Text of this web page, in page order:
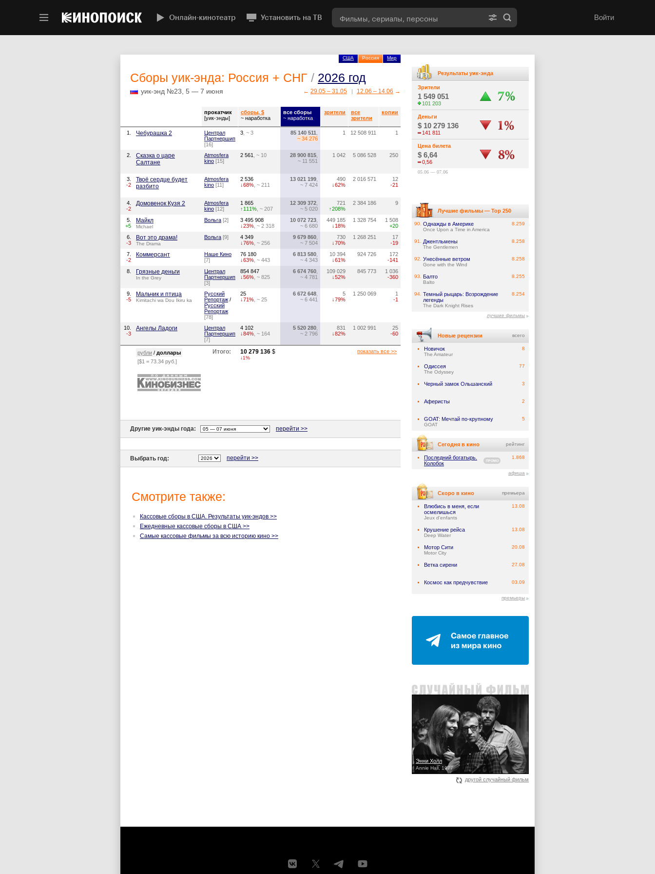
Онлайн-кинотеатр Установить на ТВ Войти
США Россия Мир
Cборы уик-энда: Россия + СНГ / 2026 год
уик-энд №23, 5 — 7 июня ← 29.05 – 31.05 | 12.06 – 14.06 →
прокатчик
[уик-энды]
сборы, $
~ наработка
все сборы
~ наработка
зрители
все
зрители
копии
1. Чебурашка 2
Централ
Партнершип
[16]
3 , ~ 3 85 140 511
~ 34 276
1 12 508 911 1
2.
Сказка о царе
Салтане
Atmosfera
kino [15]
2 561 , ~ 10 28 900 815
~ 11 551
1 042 5 086 528 250
3.
-2
Твоё сердце будет
разбито
Atmosfera
kino [11]
2 536
↓68% , ~ 211
13 021 199
~ 7 424
490
↓62%
2 016 571
12
-21
4.
-2
Домовенок Кузя 2
Atmosfera
kino [12]
1 865
↑111% , ~ 207
12 309 372
~ 5 020
721
↑208%
2 384 186 9
5.
+5
Майкл
Michael
Вольга [2]
3 495 908
↓23% , ~ 2 318
10 072 723
~ 6 680
449 185
↓18%
1 328 754
1 508
+20
6.
-3
Вот это драма!
The Drama
Вольга [9]
4 349
↓76% , ~ 256
9 679 860
~ 7 504
730
↓70%
1 268 251
17
-19
7.
-2
Коммерсант
Наше Кино
[7]
76 180
↓63% , ~ 443
6 813 580
~ 4 343
10 394
↓61%
924 726
172
-141
8.
Грязные деньги
In the Grey
Централ
Партнершип
[3]
854 847
↓56% , ~ 825
6 674 760
~ 4 781
109 029
↓52%
845 773
1 036
-360
9.
-5
Мальчик и птица
Kimitachi wa Dou Ikiru ka
Русский
Репортаж /
Русский
Репортаж
[78]
25
↓71% , ~ 25
6 672 648
~ 6 441
5
↓79%
1 250 069
1
-1
10.
-3
Ангелы Ладоги
Централ
Партнершип
[7]
4 102
↓84% , ~ 164
5 520 280
~ 2 796
831
↓82%
1 002 991
25
-60
рубли / доллары
[$1 = 73.34 руб.]
Итого: 10 279 136 $
↓1%
показать все >>
Другие уик-энды года: перейти >>
Выбрать год: перейти >>
Смотрите также:
Кассовые сборы в США. Результаты уик-эндов >>
Ежедневные кассовые сборы в США >>
Самые кассовые фильмы за всю историю кино >>
Результаты уик-энда
Зрители
1 549 051
101 203
Деньги
$ 10 279 136
141 811
Цена билета
$ 6,64
0,56
05.06 — 07.06
Лучшие фильмы — Top 250
90. Однажды в Америке
Once Upon a Time in America
8.259
91. Джентльмены
The Gentlemen
8.258
92. Унесённые ветром
Gone with the Wind
8.258
93. Балто
Balto
8.255
94. Темный рыцарь: Возрождение
легенды
The Dark Knight Rises
8.254
лучшие фильмы
Новые рецензии всего
Новичок
The Amateur
8
Одиссея
The Odyssey
77
Черный замок Ольшанский 3
Аферисты 2
GOAT: Мечтай по-крупному
GOAT
5
Сегодня в кино рейтинг
Последний богатырь.
Колобок
ПРОМО
1.868
афиша
Скоро в кино премьера
Влюбись в меня, если
осмелишься
Jeux d'enfants
13.08
Крушение рейса
Deep Water
13.08
Мотор Сити
Motor City
20.08
Ветка сирени 27.08
Космос как предчувствие 03.09
премьеры
Энни Холл
Annie Hall, 1977
другой случайный фильм